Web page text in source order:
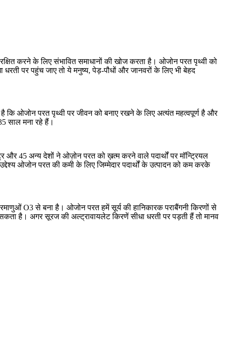
करने के लिए संभावित समाधानों की खोज करता है। ओजोन परत पृथ्वी को
पर पहुंच जाए तो ये मनुष्य, पेड़-पौधों और जानवरों के लिए भी बेहद
कि ओजोन परत पृथ्वी पर जीवन को बनाए रखने के लिए अत्यंत महत्वपूर्ण है और
साल मना रहे हैं।
और 45 अन्य देशों ने ओज़ोन परत को ख़त्म करने वाले पदार्थों पर मॉन्ट्रियल
ओजोन परत की कमी के लिए जिम्मेदार पदार्थों के उत्पादन को कम करके
O3 से बना है। ओजोन परत हमें सूर्य की हानिकारक पराबैंगनी किरणों से
है। अगर सूरज की अल्ट्रावायलेट किरणें सीधा धरती पर पड़ती हैं तो मानव